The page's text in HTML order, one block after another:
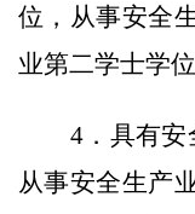
位，从事安全
业第二学士学
4． 具有安
从事安全生产